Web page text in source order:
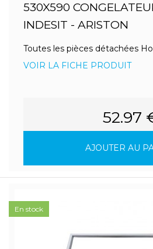
530X590
INDESIT - ARISTON
Toutes les pièces détachées
VOIR LA FICHE PRODUIT
52.97
AJOUTER AU
En stock